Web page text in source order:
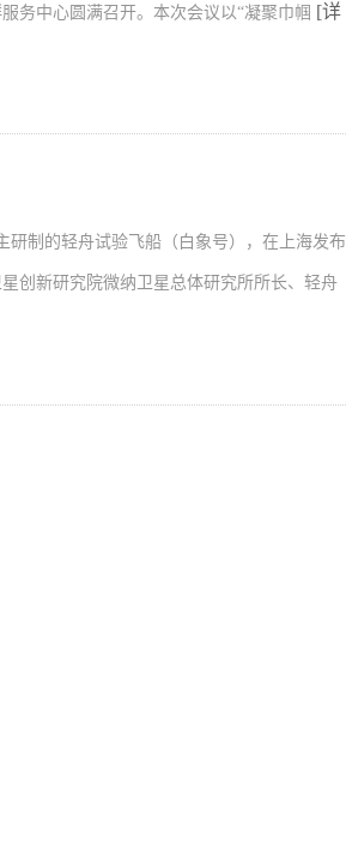
务中心圆满召开。本次会议以“凝聚巾帼 [详
研制的轻舟试验飞船（白象号），在上海发布
创新研究院微纳卫星总体研究所所长、轻舟